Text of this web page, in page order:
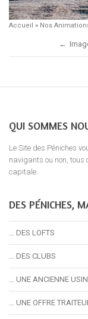
Accueil » Nos
QUI SOMMES
Le Site des Péniches
navigants ou non, tous
capitale.
DES PÉNICHES,
… DES LOFTS
… DES CLUBS
… UNE ANCIENNE
… UNE OFFRE